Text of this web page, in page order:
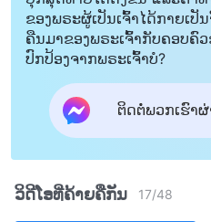
ຂອງພຣະຜູ້ເປັນເຈົ້າໄດ້ກາຍເ
ຄືນມາຂອງພຣະເຈົ້າກັບຄອບຄົ
ປົກປ້ອງຈາກພຣະເຈົ້າບໍ?
ຕິດຕໍ່ພວກເຮົາຜ່
ວິດີໂອທີ່ຄ້າຍຄືກັນ 17/48